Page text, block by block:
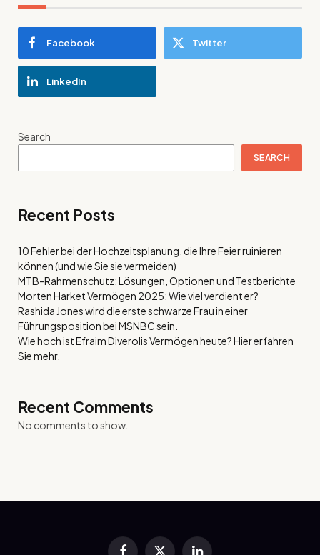
Facebook Twitter
LinkedIn
Search
SEARCH
Recent Posts
10 Fehler bei der Hochzeitsplanung, die Ihre Feier ruinieren
können (und wie Sie sie vermeiden)
MTB-Rahmenschutz: Lösungen, Optionen und Testberichte
Morten Harket Vermögen 2025: Wie viel verdient er?
Rashida Jones wird die erste schwarze Frau in einer
Führungsposition bei MSNBC sein.
Wie hoch ist Efraim Diverolis Vermögen heute? Hier erfahren
Sie mehr.
Recent Comments
No comments to show.